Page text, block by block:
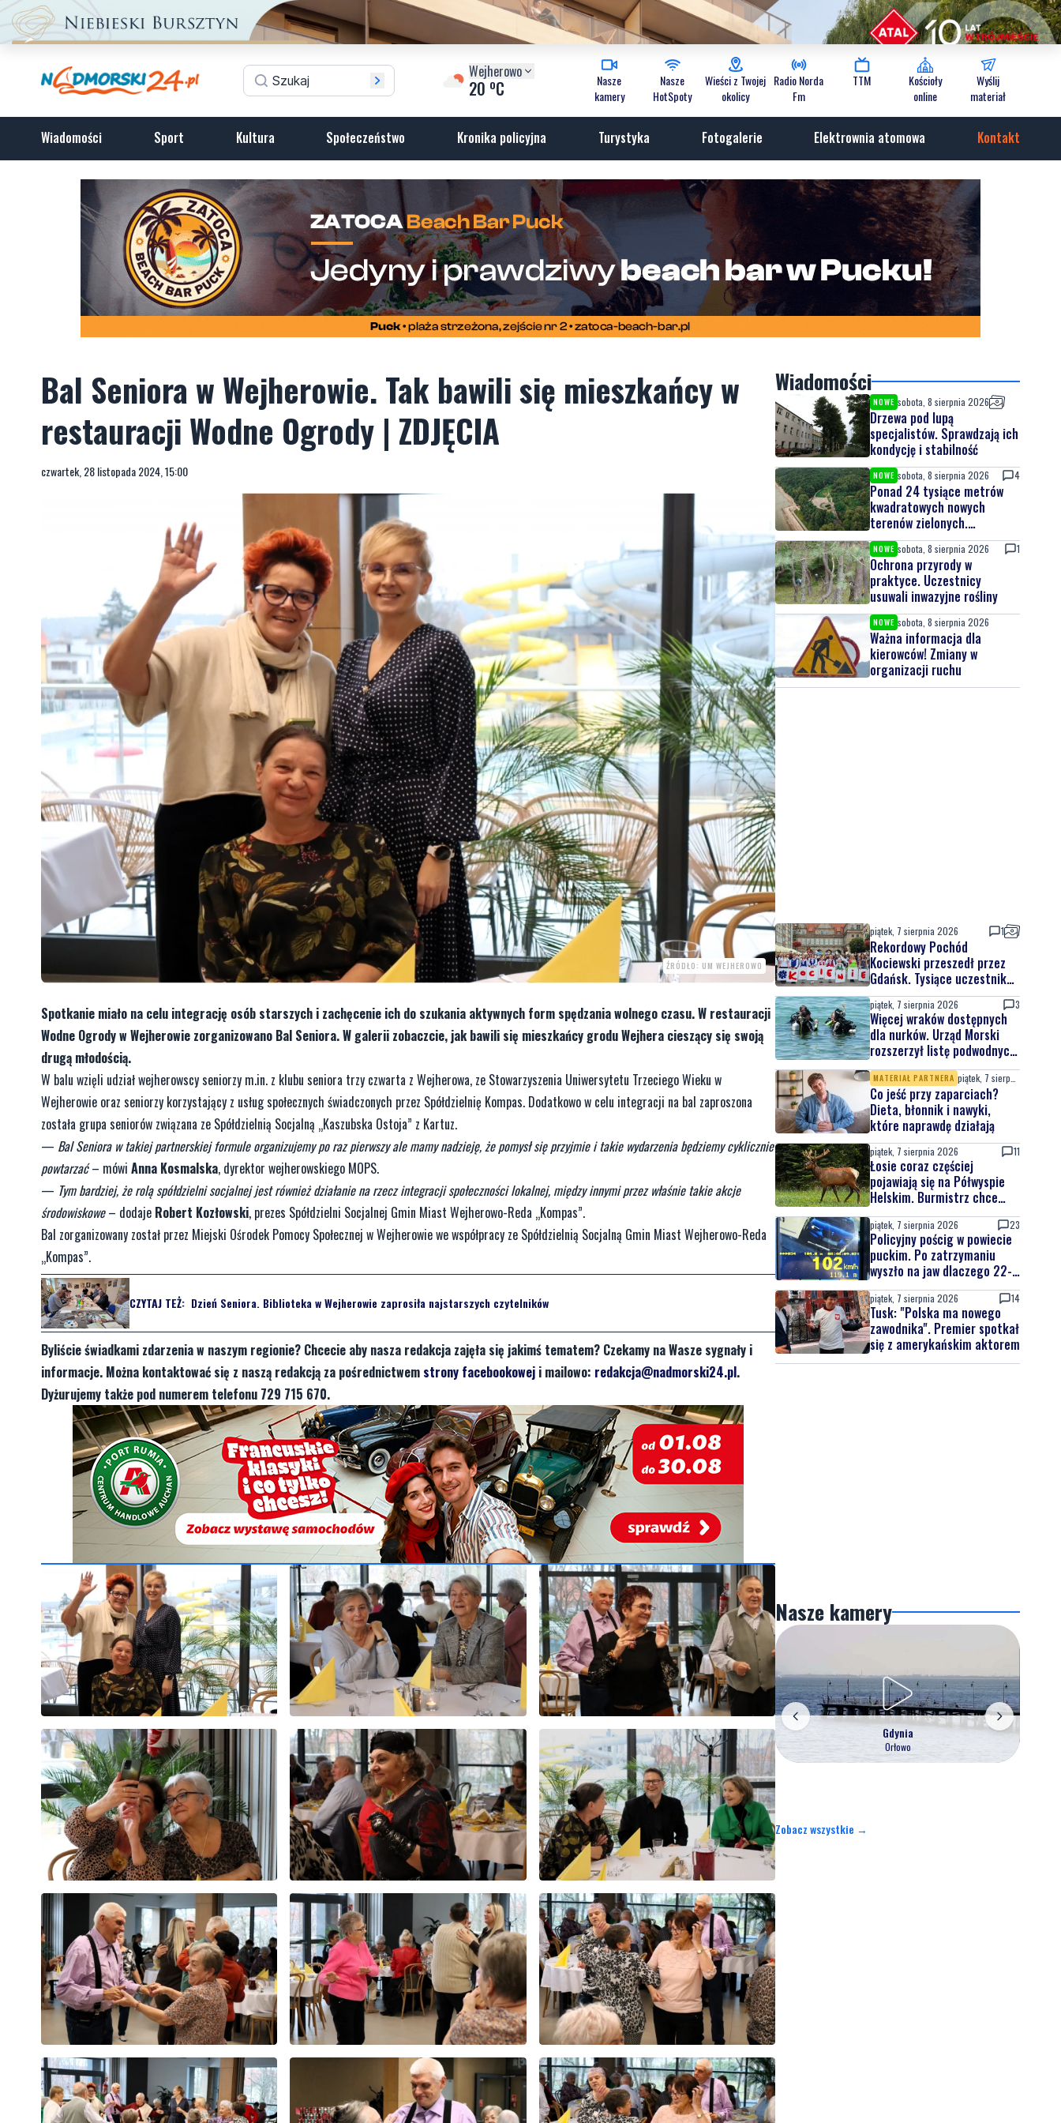
Wejherowo
20 oC
Nasze
kamery
Nasze
HotSpoty
Wieści z Twojej
okolicy
Radio Norda
Fm
TTM
Kościoły
online
Wyślij
materiał
Wiadomości Sport Kultura Społeczeństwo Kronika policyjna Turystyka Fotogalerie Elektrownia atomowa Kontakt
Bal Seniora w Wejherowie. Tak bawili się mieszkańcy w
restauracji Wodne Ogrody | ZDJĘCIA
czwartek, 28 listopada 2024, 15:00
ŹRÓDŁO: UM WEJHEROWO
Spotkanie miało na celu integrację osób starszych i zachęcenie ich do szukania aktywnych form spędzania wolnego czasu. W restauracji
Wodne Ogrody w Wejherowie zorganizowano Bal Seniora. W galerii zobaczcie, jak bawili się mieszkańcy grodu Wejhera cieszący się swoją
drugą młodością.
W balu wzięli udział wejherowscy seniorzy m.in. z klubu seniora trzy czwarta z Wejherowa, ze Stowarzyszenia Uniwersytetu Trzeciego Wieku w
Wejherowie oraz seniorzy korzystający z usług społecznych świadczonych przez Spółdzielnię Kompas. Dodatkowo w celu integracji na bal zaproszona
została grupa seniorów związana ze Spółdzielnią Socjalną „Kaszubska Ostoja” z Kartuz.
— Bal Seniora w takiej partnerskiej formule organizujemy po raz pierwszy ale mamy nadzieję, że pomysł się przyjmie i takie wydarzenia będziemy cyklicznie
powtarzać– mówi Anna Kosmalska, dyrektor wejherowskiego MOPS.
— Tym bardziej, że rolą spółdzielni socjalnej jest również działanie na rzecz integracji społeczności lokalnej, między innymi przez właśnie takie akcje
środowiskowe– dodaje Robert Kozłowski, prezes Spółdzielni Socjalnej Gmin Miast Wejherowo-Reda „Kompas”.
Bal zorganizowany został przez Miejski Ośrodek Pomocy Społecznej w Wejherowie we współpracy ze Spółdzielnią Socjalną Gmin Miast Wejherowo-Reda
„Kompas”.
CZYTAJ TEŻ: Dzień Seniora. Biblioteka w Wejherowie zaprosiła najstarszych czytelników
Byliście świadkami zdarzenia w naszym regionie? Chcecie aby nasza redakcja zajęła się jakimś tematem? Czekamy na Wasze sygnały i
informacje. Można kontaktować się z naszą redakcją za pośrednictwem strony facebookowej i mailowo: redakcja@nadmorski24.pl.
Dyżurujemy także pod numerem telefonu 729 715 670.
Wiadomości
NOWE sobota, 8 sierpnia 2026
Drzewa pod lupą
specjalistów. Sprawdzają ich
kondycję i stabilność
NOWE sobota, 8 sierpnia 2026 4
Ponad 24 tysiące metrów
kwadratowych nowych
terenów zielonych.
Powstanie nowa przestrzeń
do wypoczynku
NOWE sobota, 8 sierpnia 2026 1
Ochrona przyrody w
praktyce. Uczestnicy
usuwali inwazyjne rośliny
NOWE sobota, 8 sierpnia 2026
Ważna informacja dla
kierowców! Zmiany w
organizacji ruchu
piątek, 7 sierpnia 2026 1
Rekordowy Pochód
Kociewski przeszedł przez
Gdańsk. Tysiące uczestników
na jubileuszowej edycji
piątek, 7 sierpnia 2026 3
Więcej wraków dostępnych
dla nurków. Urząd Morski
rozszerzył listę podwodnych
atrakcji
MATERIAŁ PARTNERA
Co jeść przy zaparciach?
Dieta, błonnik i nawyki,
które naprawdę działają
piątek, 7 sierpnia 2026 11
Łosie coraz częściej
pojawiają się na Półwyspie
Helskim. Burmistrz chce
nowych znaków drogowych
piątek, 7 sierpnia 2026 23
Policyjny pościg w powiecie
puckim. Po zatrzymaniu
wyszło na jaw dlaczego 22-
latek uciekał
piątek, 7 sierpnia 2026 14
Tusk: "Polska ma nowego
zawodnika". Premier spotkał
się z amerykańskim aktorem
Nasze kamery
Gdynia
Orłowo
Zobacz wszystkie →